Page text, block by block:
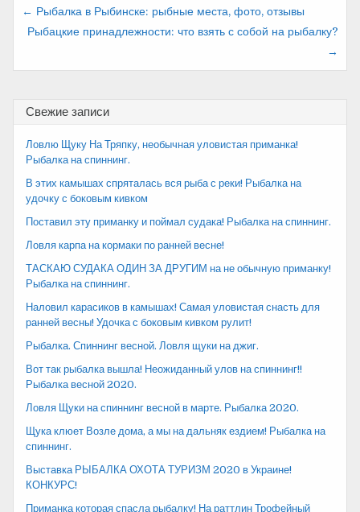
Навигация
по
записям
← Рыбалка в Рыбинске: рыбные места, фото, отзывы
Рыбацкие принадлежности: что взять с собой на рыбалку?
→
Свежие записи
Ловлю Щуку На Тряпку, необычная уловистая приманка!
Рыбалка на спиннинг.
В этих камышах спряталась вся рыба с реки! Рыбалка на
удочку с боковым кивком
Поставил эту приманку и поймал судака! Рыбалка на спиннинг.
Ловля карпа на кормаки по ранней весне!
ТАСКАЮ СУДАКА ОДИН ЗА ДРУГИМ на не обычную приманку!
Рыбалка на спиннинг.
Наловил карасиков в камышах! Самая уловистая снасть для
ранней весны! Удочка с боковым кивком рулит!
Рыбалка. Спиннинг весной. Ловля щуки на джиг.
Вот так рыбалка вышла! Неожиданный улов на спиннинг!!
Рыбалка весной 2020.
Ловля Щуки на спиннинг весной в марте. Рыбалка 2020.
Щука клюет Возле дома, а мы на дальняк ездием! Рыбалка на
спиннинг.
Выставка РЫБАЛКА ОХОТА ТУРИЗМ 2020 в Украине!
КОНКУРС!
Приманка которая спасла рыбалку! На раттлин Трофейный